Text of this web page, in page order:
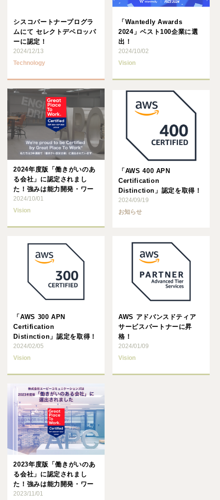
シスコパートナープログラ
ムにて セレクトデベロッパ
ーに認定！
2024/12/13
Technology
「Wantedly Awards
2024」ベスト100企業に選
出！
2024/10/02
Vision
2024年度版「働きがいのあ
る会社」に認定されまし
た！強みは能力開発・ワー
クライフバランス・労働環
境
2024/10/01
Vision
「AWS 400 APN
Certification
Distinction」認定を取得！
2024/09/19
お知らせ
「AWS 300 APN
Certification
Distinction」認定を取得！
2024/02/05
Vision
AWS アドバンスドティア
サービスパートナーに昇
格！
2024/01/09
Vision
2023年度版「働きがいのあ
る会社」に認定されまし
た！強みは能力開発・ワー
クライフバランス・ダイバ
2023/11/01